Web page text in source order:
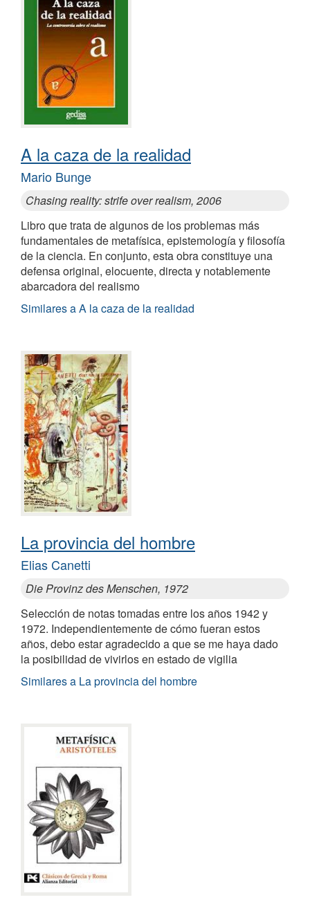
A la caza de la realidad
Mario Bunge
Chasing reality: strife over realism, 2006
Libro que trata de algunos de los problemas más
fundamentales de metafísica, epistemología y filosofía
de la ciencia. En conjunto, esta obra constituye una
defensa original, elocuente, directa y notablemente
abarcadora del realismo
Similares a A la caza de la realidad
La provincia del hombre
Elias Canetti
Die Provinz des Menschen, 1972
Selección de notas tomadas entre los años 1942 y
1972. Independientemente de cómo fueran estos
años, debo estar agradecido a que se me haya dado
la posibilidad de vivirlos en estado de vigilia
Similares a La provincia del hombre